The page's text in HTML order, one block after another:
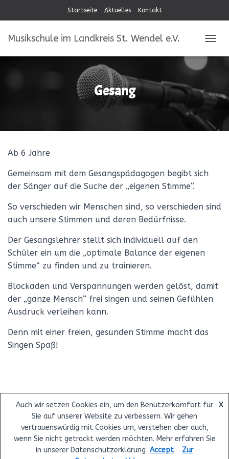
Startseite Aktuelles Kontakt
Musikschule im Landkreis St. Wendel e.V.
Gesang
Ab 6 Jahre
Gemeinsam mit dem Gesangspädagogen begibt sich
der Sänger auf die Suche der „eigenen Stimme“.
So verschieden wir Menschen sind, so verschieden sind
auch unsere Stimmen und deren Bedürfnisse.
Der Gesangslehrer stellt sich individuell auf den
Schüler ein um die „optimale Balance der eigenen
Stimme“ zu finden und zu trainieren.
Blockaden und Verspannungen werden gelöst, damit
der „ganze Mensch“ frei singen und seinen Gefühlen
Ausdruck verleihen kann.
Denn mit einer freien, gesunden Stimme macht das
Singen Spaß!
UNTERRICHT UNTERRICHTSORTE
KONTAKT IMPRESSUM & DATENSCHUTZ
Auch wir setzen Cookies ein, um den Benutzerkomfort für
Sie auf unserer Website zu verbessern. Wir gehen
vertrauenswürdig mit Cookies um, verstehen aber auch,
wenn Sie nicht getrackt werden möchten. Mehr erfahren Sie
in unserer Datenschutzerklärung
X
Accept
Zur